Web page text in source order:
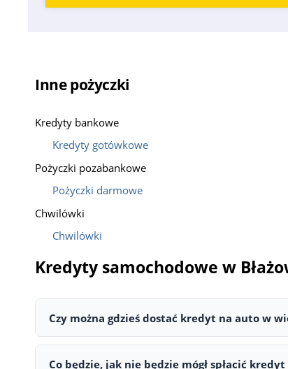
Inne pożyczki
Kredyty bankowe
Kredyty gotówkowe
Pożyczki pozabankowe
Pożyczki darmowe
Chwilówki
Chwilówki
Kredyty samochodowe w
Czy można gdzieś dostać kredyt na auto w
Tak, można dostać kredyt na zakup auta, które
oferuje kredyty lub pożyczki samochodowe także na
Co będzie, jak nie będzie mógł spłacić